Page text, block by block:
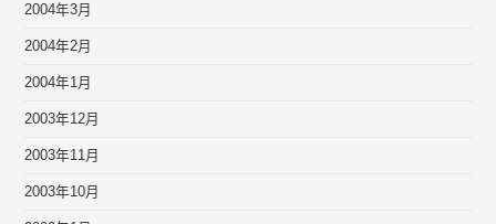
2004年3月
2004年2月
2004年1月
2003年12月
2003年11月
2003年10月